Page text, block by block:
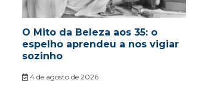
O Mito da Beleza aos 35: o
espelho aprendeu a nos vigiar
sozinho
4 de agosto de 2026